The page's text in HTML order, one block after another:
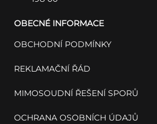
OBECNÉ INFORMACE
OBCHODNÍ PODMÍNKY
REKLAMAČNÍ ŘÁD
MIMOSOUDNÍ ŘEŠENÍ SPORŮ
OCHRANA OSOBNÍCH ÚDAJŮ